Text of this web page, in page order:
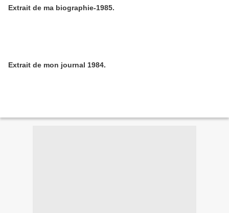
Extrait de ma biographie-1985.
Extrait de mon journal 1984.